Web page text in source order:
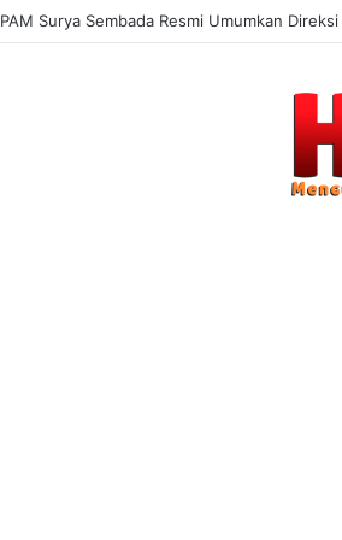
Sukses Tekan Bansos Salah Sasaran, Uji